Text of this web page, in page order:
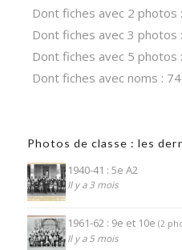
Dont fiches avec 2 photos
Dont fiches avec 3 photos
Dont fiches avec 5 photos
Dont fiches avec noms : 74
Photos de classe : les
1940-41 : 5e A2
Il y a 3 mois
1961-62 : 9e et 10e (2
Il y a 5 mois